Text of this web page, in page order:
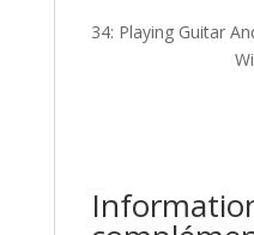
34: Playing Guitar
Williams,